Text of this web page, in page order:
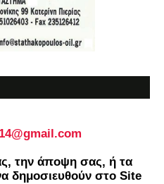
την άποψη σας, ή τα
δημοσιευθούν στο Site